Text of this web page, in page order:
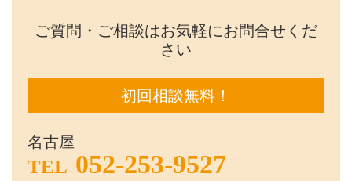
ご質問・ご相談はお気軽にお問合せくだ
さい
初回相談無料！
名古屋
TEL 052-253-9527